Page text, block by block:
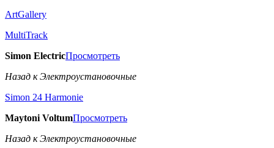
ArtGallery
MultiTrack
Simon ElectricПросмотреть
Назад к Электроустановочные
Simon 24 Harmonie
Maytoni VoltumПросмотреть
Назад к Электроустановочные